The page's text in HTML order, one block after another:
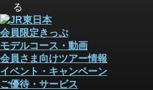
る
会員限定きっぷ
モデルコース・動画
会員さま向けツアー情報
イベント・キャンペーン
ご優待・サービス